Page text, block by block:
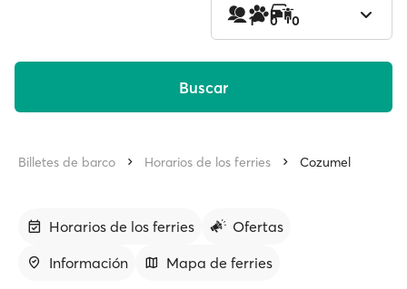
1 0 0
Buscar
Billetes de barco Horarios de los ferries Cozumel
Horarios de los ferries
Ofertas
Información
Mapa de ferries